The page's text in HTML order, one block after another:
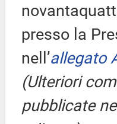
presso la
nell’allegato
(Ulteriori
pubblicate